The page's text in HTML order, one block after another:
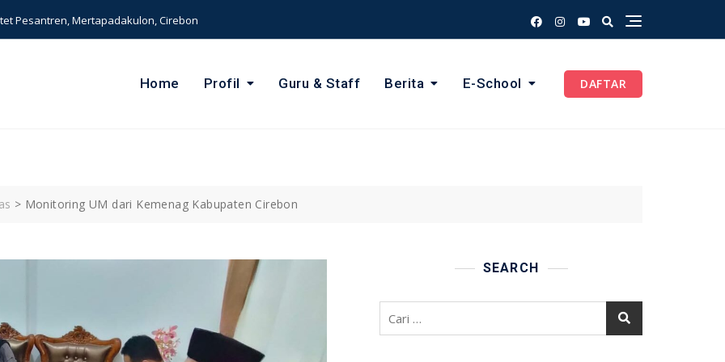
Pesantren, Mertapadakulon, Cirebon
Home Profil Guru & Staff Berita E-School DAFTAR
> Monitoring UM dari Kemenag Kabupaten Cirebon
SEARCH